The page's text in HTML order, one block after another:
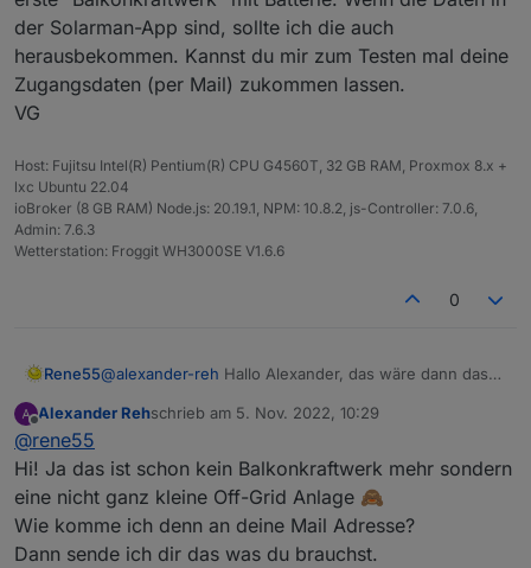
Batterie abfragen damit ich weiß wie voll die
Batterie ist und damit ein Relais schalten kann.
Ist das irgendwie Möglich?
der Solarman-App sind, sollte ich die auch
herausbekommen. Kannst du mir zum Testen mal deine
Zugangsdaten (per Mail) zukommen lassen.
VG
Host: Fujitsu Intel(R) Pentium(R) CPU G4560T, 32 GB RAM, Proxmox 8.x +
lxc Ubuntu 22.04
ioBroker (8 GB RAM) Node.js: 20.19.1, NPM: 10.8.2, js-Controller: 7.0.6,
Admin: 7.6.3
Wetterstation: Froggit WH3000SE V1.6.6
0
Rene55@alexander-reh Hallo Alexander, das wäre dann das
in der Solarman-App sind, sollte ich die auch
deine Zugangsdaten (per Mail) zukommen lassen.
Offline
Alexander Rehschrieb am 5. Nov. 2022, 10:29
zuletzt editiert von
@rene55
Hi! Ja das ist schon kein Balkonkraftwerk mehr sondern
eine nicht ganz kleine Off-Grid Anlage 🙈
Wie komme ich denn an deine Mail Adresse?
Dann sende ich dir das was du brauchst.